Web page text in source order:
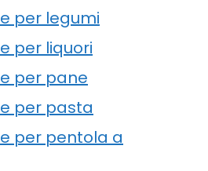
per legumi
per liquori
per pane
per pasta
per pentola a